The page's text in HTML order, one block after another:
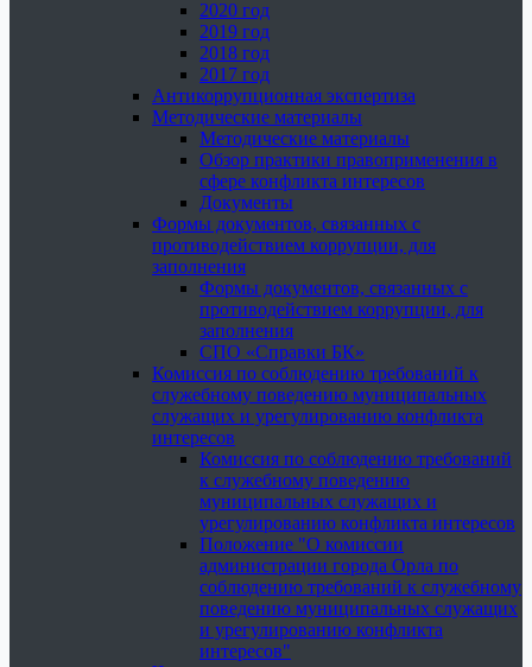
2020 год
2019 год
2018 год
2017 год
Антикоррупционная экспертиза
Методические материалы
Методические материалы
Обзор практики правоприменения в
сфере конфликта интересов
Документы
Формы документов, связанных с
противодействием коррупции, для
заполнения
Формы документов, связанных с
противодействием коррупции, для
заполнения
СПО «Справки БК»
Комиссия по соблюдению требований к
служебному поведению муниципальных
служащих и урегулированию конфликта
интересов
Комиссия по соблюдению требований
к служебному поведению
муниципальных служащих и
урегулированию конфликта интересов
Положение "О комиссии
администрации города Орла по
соблюдению требований к служебному
поведению муниципальных служащих
и урегулированию конфликта
интересов"